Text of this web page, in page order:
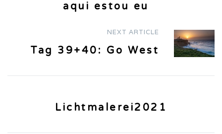
aqui estou eu
NEXT ARTICLE
Tag 39+40: Go West
Lichtmalerei2021